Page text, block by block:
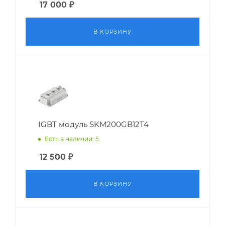
17 000 ₽
В КОРЗИНУ
IGBT модуль SKM200GB12T4
Есть в наличии: 5
12 500 ₽
В КОРЗИНУ